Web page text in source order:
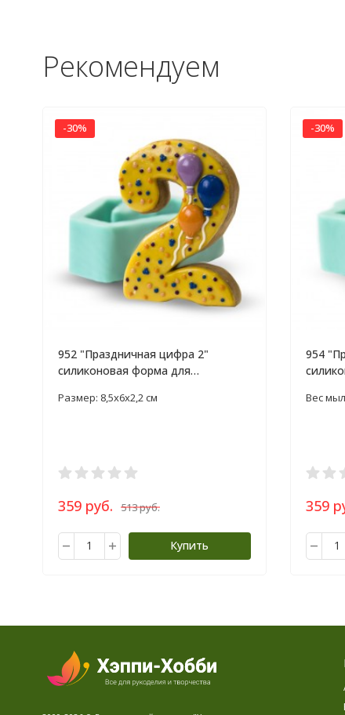
Рекомендуем
-30%
952 "Праздничная цифра 2"
силиконовая форма для
Размер: 8,5х6х2,2 см
359 руб. 513 руб.
Купить
-30%
954
Вес
359